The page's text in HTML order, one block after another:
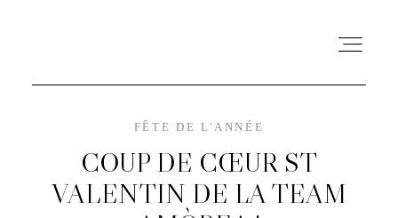
L’AGENCE
PRESTATIONS
FÊTE DE L'ANNÉE
COUP DE CŒUR ST
VALENTIN DE LA TEAM